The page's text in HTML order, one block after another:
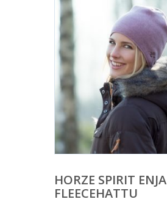
HORZE SPIRIT ENJA
FLEECEHATTU